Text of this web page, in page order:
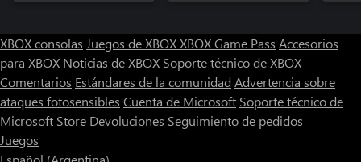
XBOX consolas Juegos de XBOXXBOX Game Pass Accesorios
para XBOX Noticias de XBOX Soporte técnico de XBOX
Comentarios Estándares de la comunidad Advertencia sobre
ataques fotosensibles Cuenta de Microsoft Soporte técnico de
Microsoft Store Devoluciones Seguimiento de pedidos
Juegos